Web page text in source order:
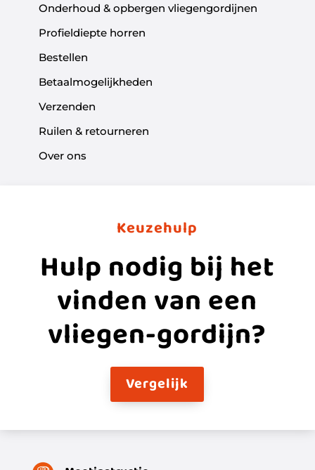
Onderhoud & opbergen vliegengordijnen
Profieldiepte horren
Bestellen
Betaalmogelijkheden
Verzenden
Ruilen & retourneren
Over ons
Keuzehulp
Hulp nodig bij het
vinden van een
vliegen-gordijn?
Vergelijk